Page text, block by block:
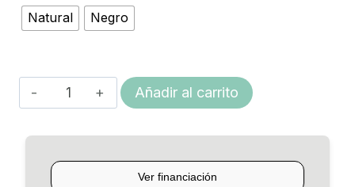
Natural
Negro
GUITARRA
ELECTROACÚSTICA
60SCE
Añadir al carrito